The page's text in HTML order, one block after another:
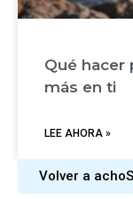
Qué hacer
más en ti
LEE AHORA »
Volver a